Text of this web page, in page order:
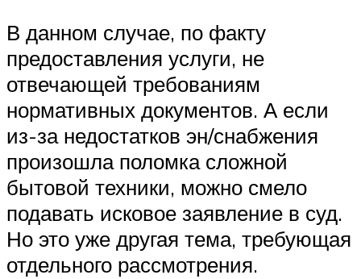
В данном случае, по факту
предоставления услуги, не
отвечающей требованиям
нормативных документов. А если
из-за недостатков эн/снабжения
произошла поломка сложной
бытовой техники, можно смело
подавать исковое заявление в суд.
Но это уже другая тема, требующая
отдельного рассмотрения.